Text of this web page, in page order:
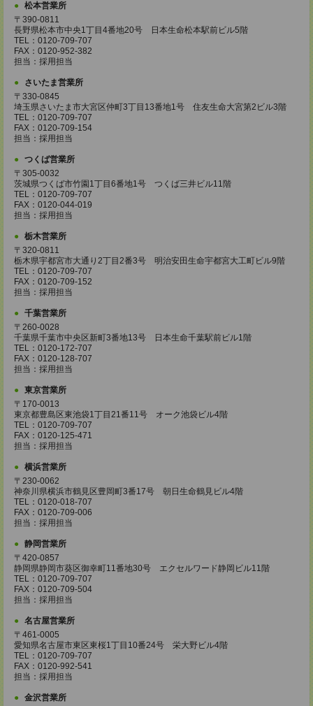
松本営業所
〒390-0811
長野県松本市中央1丁目4番地20号 日本生命松本駅前ビル5階
TEL：0120-709-707
FAX：0120-952-382
担当：採用担当
さいたま営業所
〒330-0845
埼玉県さいたま市大宮区仲町3丁目13番地1号 住友生命大宮第2ビル3階
TEL：0120-709-707
FAX：0120-709-154
担当：採用担当
つくば営業所
〒305-0032
茨城県つくば市竹園1丁目6番地1号 つくば三井ビル11階
TEL：0120-709-707
FAX：0120-044-019
担当：採用担当
栃木営業所
〒320-0811
栃木県宇都宮市大通り2丁目2番3号 明治安田生命宇都宮大工町ビル9階
TEL：0120-709-707
FAX：0120-709-152
担当：採用担当
千葉営業所
〒260-0028
千葉県千葉市中央区新町3番地13号 日本生命千葉駅前ビル1階
TEL：0120-172-707
FAX：0120-128-707
担当：採用担当
東京営業所
〒170-0013
東京都豊島区東池袋1丁目21番11号 オーク池袋ビル4階
TEL：0120-709-707
FAX：0120-125-471
担当：採用担当
横浜営業所
〒230-0062
神奈川県横浜市鶴見区豊岡町3番17号 朝日生命鶴見ビル4階
TEL：0120-018-707
FAX：0120-709-006
担当：採用担当
静岡営業所
〒420-0857
静岡県静岡市葵区御幸町11番地30号 エクセルワード静岡ビル11階
TEL：0120-709-707
FAX：0120-709-504
担当：採用担当
名古屋営業所
〒461-0005
愛知県名古屋市東区東桜1丁目10番24号 栄大野ビル4階
TEL：0120-709-707
FAX：0120-992-541
担当：採用担当
金沢営業所